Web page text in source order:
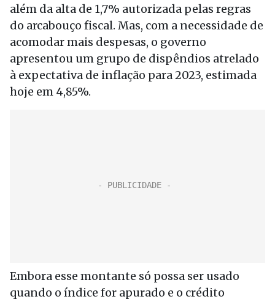
além da alta de 1,7% autorizada pelas regras
do arcabouço fiscal. Mas, com a necessidade de
acomodar mais despesas, o governo
apresentou um grupo de dispêndios atrelado
à expectativa de inflação para 2023, estimada
hoje em 4,85%.
Embora esse montante só possa ser usado
quando o índice for apurado e o crédito